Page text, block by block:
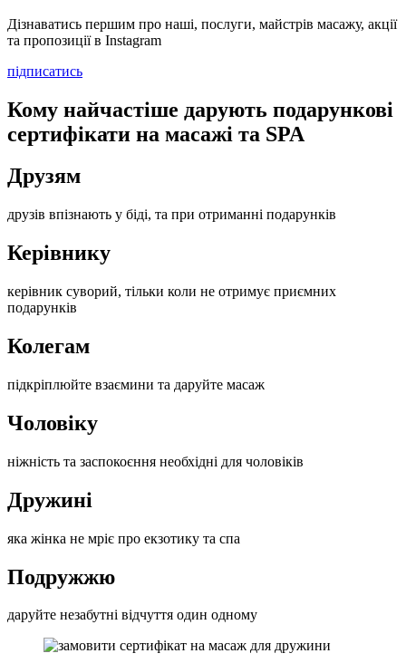
Дізнаватись першим про наші, послуги, майстрів масажу, акції
та пропозиції в Instagram
підписатись
Кому найчастіше дарують подарункові
сертифікати на масажі та SPA
Друзям
друзів впізнають у біді, та при отриманні подарунків
Керівнику
керівник суворий, тільки коли не отримує приємних
подарунків
Колегам
підкріплюйте взаємини та даруйте масаж
Чоловіку
ніжність та заспокоєння необхідні для чоловіків
Дружині
яка жінка не мріє про екзотику та спа
Подружжю
даруйте незабутні відчуття один одному